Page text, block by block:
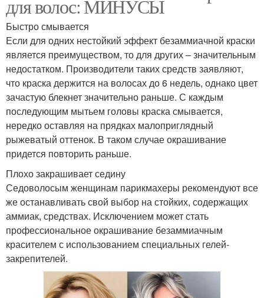
для волос: МИНУСЫ
Быстро смывается
Если для одних нестойкий эффект безаммиачной краски
является преимуществом, то для других – значительным
недостатком. Производители таких средств заявляют,
что краска держится на волосах до 6 недель, однако цвет
зачастую блекнет значительно раньше. С каждым
последующим мытьем головы краска смывается,
нередко оставляя на прядках малоприглядный
рыжеватый оттенок. В таком случае окрашивание
придется повторить раньше.
Плохо закрашивает седину
Седоволосым женщинам парикмахеры рекомендуют все
же останавливать свой выбор на стойких, содержащих
аммиак, средствах. Исключением может стать
профессиональное окрашивание безаммиачным
красителем с использованием специальных гелей-
закрепителей.